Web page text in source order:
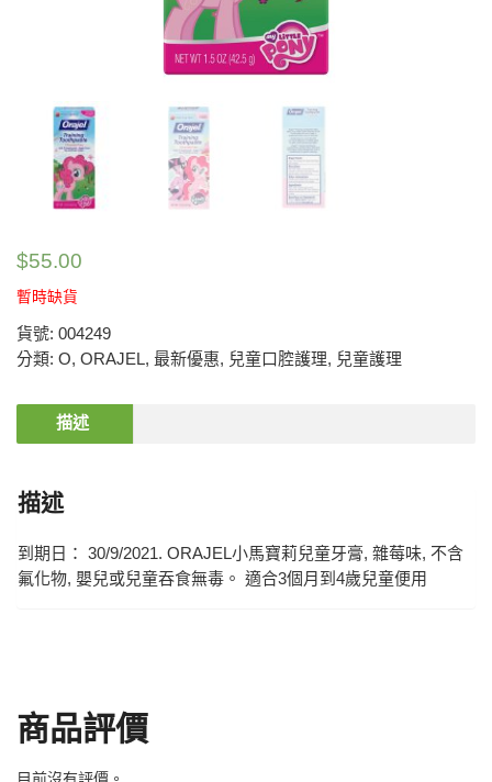
$55.00
暫時缺貨
貨號: 004249
分類: O, ORAJEL, 最新優惠, 兒童口腔護理, 兒童護理
描述
描述
到期日： 30/9/2021. ORAJEL小馬寶莉兒童牙膏, 雜莓味, 不含
氟化物, 嬰兒或兒童吞食無毒。 適合3個月到4歲兒童便用
商品評價